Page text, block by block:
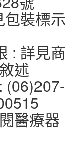
裝標示
: 詳見商
述
(06)207-
醫療器